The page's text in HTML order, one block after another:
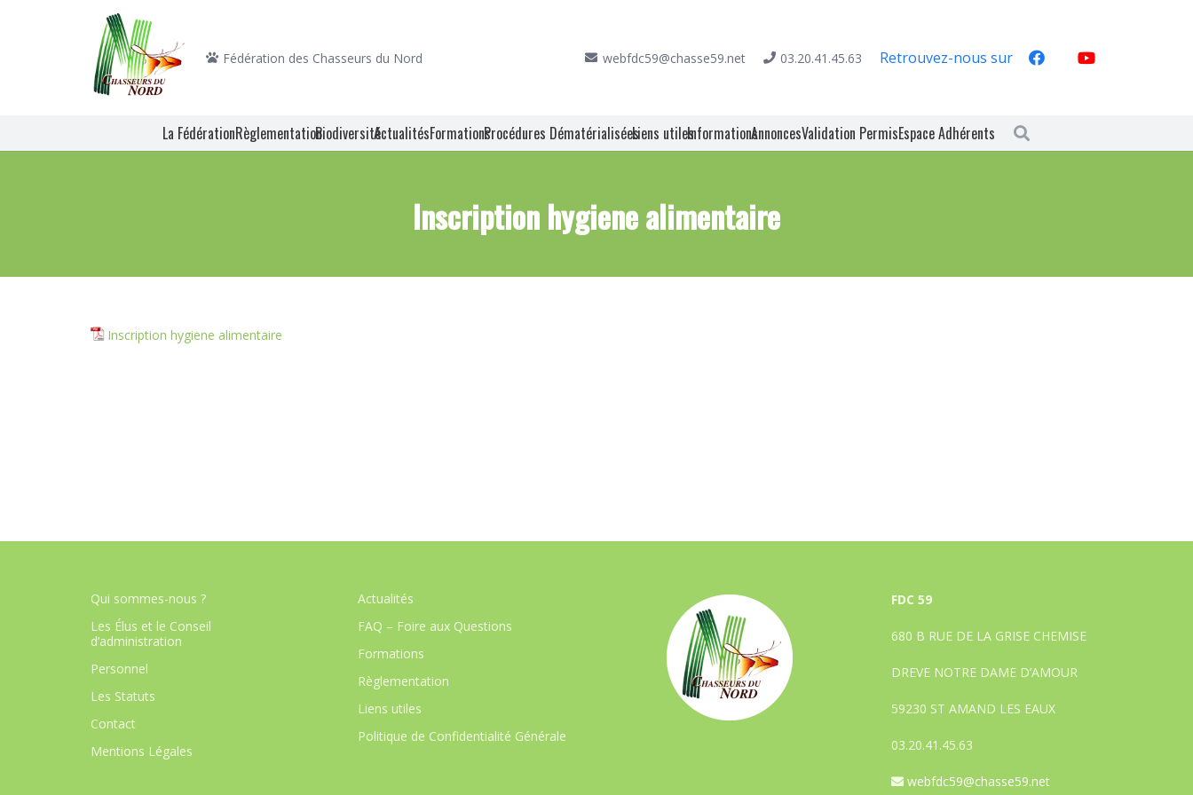
Fédération des Chasseurs du Nord webfdc59@chasse59.net 03.20.41.45.63 Retrouvez-nous sur
La FédérationRèglementationBiodiversitéActualitésFormationsProcédures DématérialiséesLiens utilesInformationsAnnoncesValidation PermisEspace Adhérents
Inscription hygiene alimentaire
Inscription hygiene alimentaire
Qui sommes-nous ?
Les Élus et le Conseil
d’administration
Personnel
Les Statuts
Contact
Mentions Légales
Actualités
FAQ – Foire aux Questions
Formations
Règlementation
Liens utiles
Politique de Confidentialité Générale
FDC 59
680 B RUE DE LA GRISE CHEMISE
DREVE NOTRE DAME D’AMOUR
59230 ST AMAND LES EAUX
03.20.41.45.63
webfdc59@chasse59.net